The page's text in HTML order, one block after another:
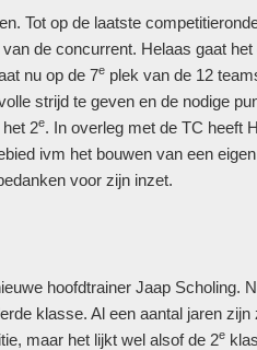
Tot op de laatste
de concurrent. Helaas gaat
nu op de 7e plek van de 12
strijd te geven en de nodige
2e. In overleg met de TC heeft
ivm het bouwen van een
voor zijn inzet.
hoofdtrainer Jaap Scholing.
klasse. Al een aantal jaren zijn
maar het lijkt wel alsof de 2e